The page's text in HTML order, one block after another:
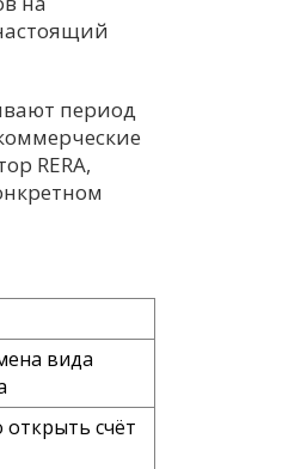
период
RERA,
вида
счёт